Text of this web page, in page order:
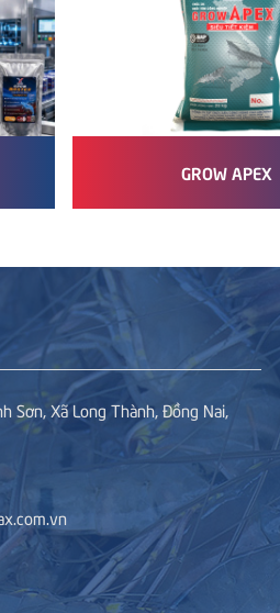
GROW APEX
Sơn, Xã Long Thành, Đồng Nai,